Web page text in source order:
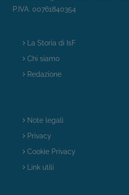
P.IVA. 00761840354
La Storia di IsF
Chi siamo
Redazione
Note legali
Privacy
Cookie Privacy
Link utili